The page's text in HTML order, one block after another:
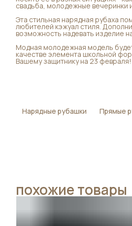
свадьба, молодежные вечеринки
Эта стильная нарядная рубаха
любителей кэжуал стиля.
возможность надевать изделие
Модная молодежная модель
качестве элемента школьной
Вашему защитнику на 23 февраля!
Нарядные рубашки Прямые
похожие товары